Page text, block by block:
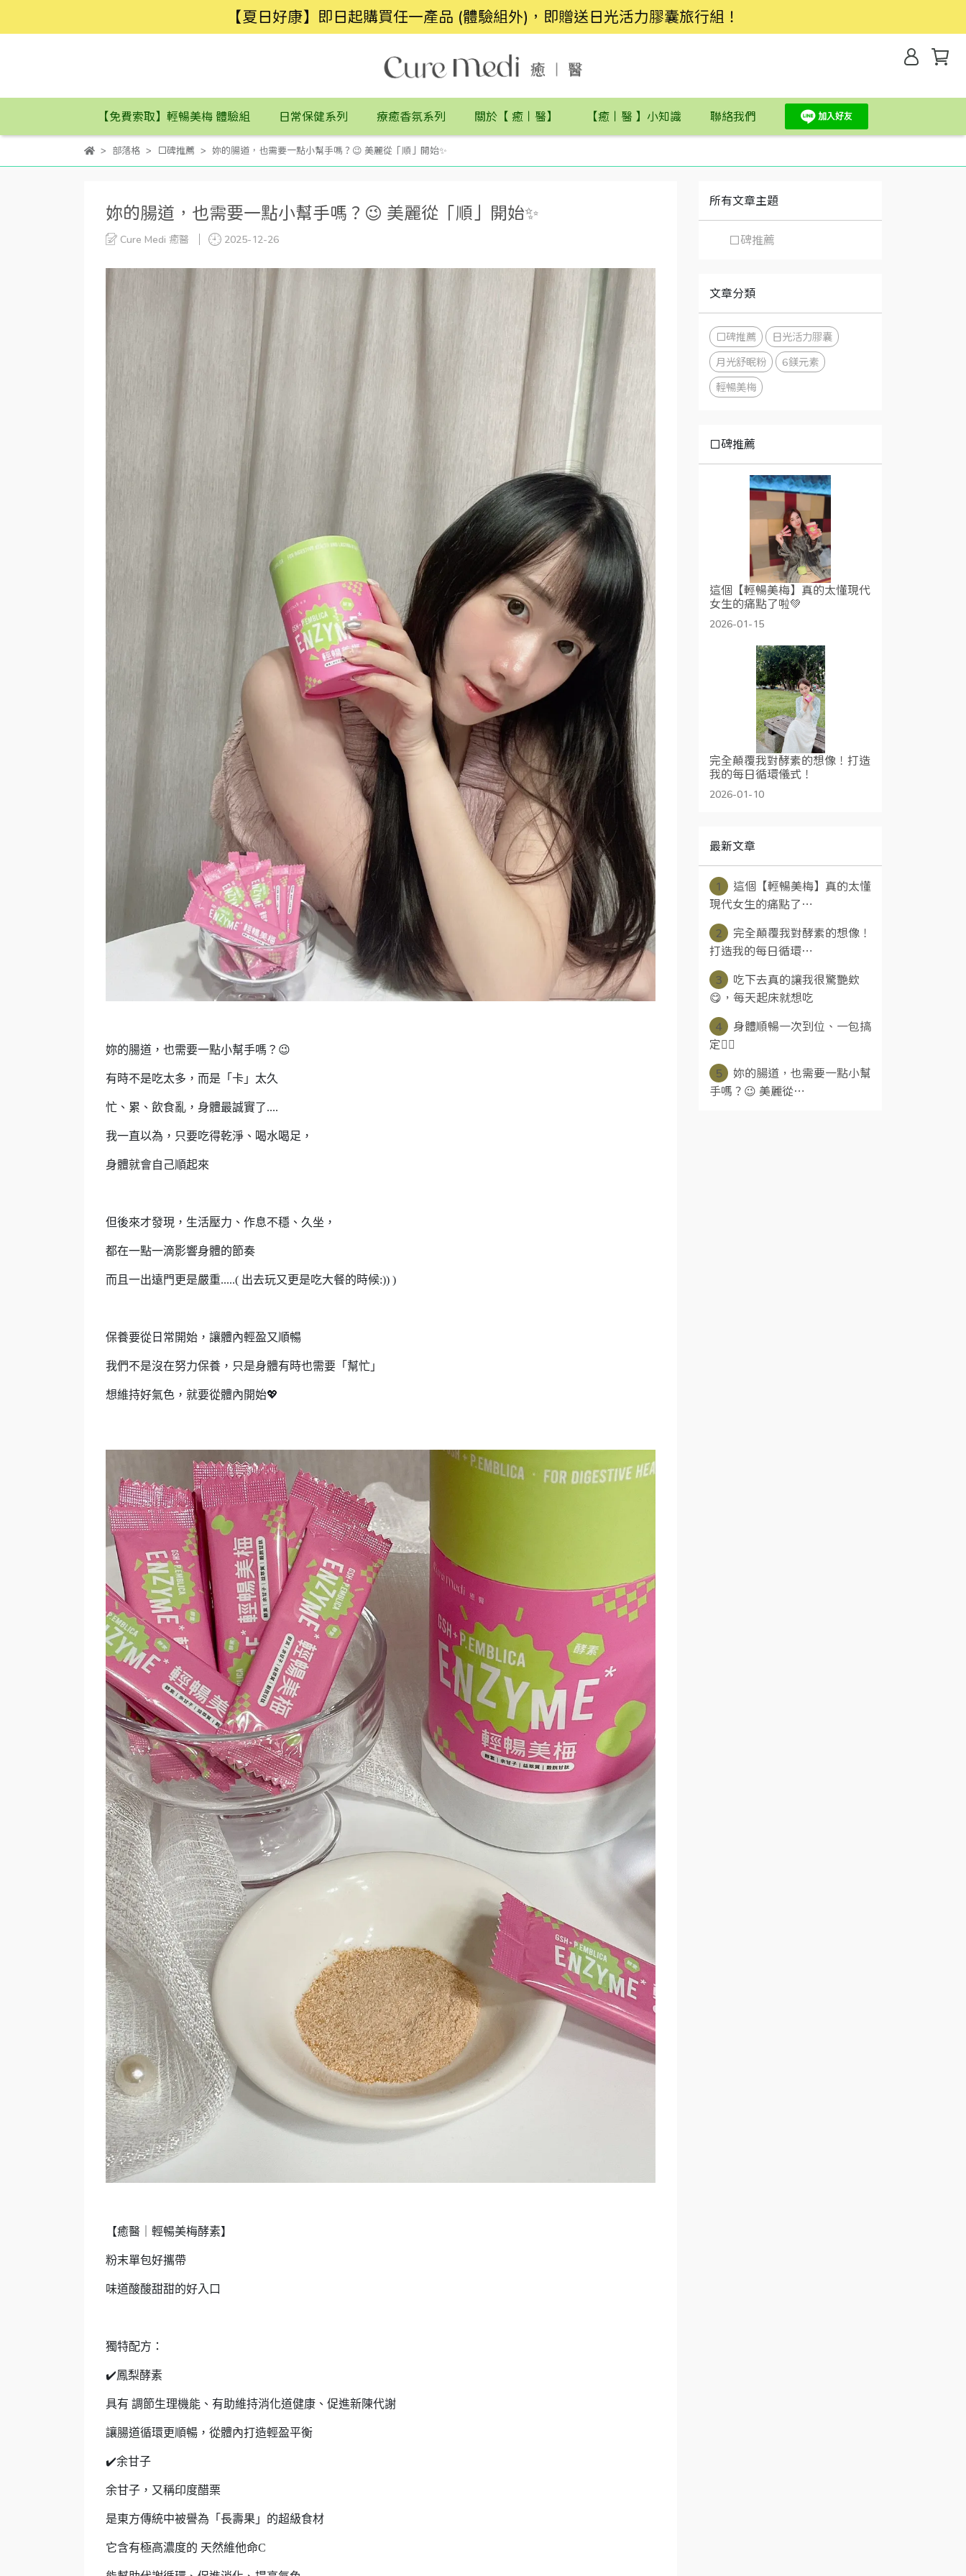
【夏日好康】即日起購買任一產品 (體驗組外)，即贈送日光活力膠囊旅行組！
【免費索取】輕暢美梅 體驗組 日常保健系列 療癒香氛系列 關於【 癒丨醫】 【癒丨醫 】小知識 聯絡我們
部落格 口碑推薦 妳的腸道，也需要一點小幫手嗎？😉 美麗從「順」開始✨
妳的腸道，也需要一點小幫手嗎？😉 美麗從「順」開始✨
Cure Medi 癒醫 2025-12-26
妳的腸道，也需要一點小幫手嗎？😉
有時不是吃太多，而是「卡」太久
忙、累、飲食亂，身體最誠實了....
我一直以為，只要吃得乾淨、喝水喝足，
身體就會自己順起來
但後來才發現，生活壓力、作息不穩、久坐，
都在一點一滴影響身體的節奏
而且一出遠門更是嚴重.....( 出去玩又更是吃大餐的時候:)) )
保養要從日常開始，讓體內輕盈又順暢
我們不是沒在努力保養，只是身體有時也需要「幫忙」
想維持好氣色，就要從體內開始💖
【癒醫｜輕暢美梅酵素】
粉末單包好攜帶
味道酸酸甜甜的好入口
獨特配方：
✔️鳳梨酵素
具有 調節生理機能、有助維持消化道健康、促進新陳代謝
讓腸道循環更順暢，從體內打造輕盈平衡
✔️余甘子
余甘子，又稱印度醋栗
是東方傳統中被譽為「長壽果」的超級食材
它含有極高濃度的 天然維他命C
所有文章主題
口碑推薦
文章分類
口碑推薦 日光活力膠囊
月光舒眠粉 6鎂元素
輕暢美梅
口碑推薦
這個【輕暢美梅】真的太懂現代
女生的痛點了啦💚
2026-01-15
完全顛覆我對酵素的想像！打造
我的每日循環儀式！
2026-01-10
最新文章
1
這個【輕暢美梅】真的太懂
現代女生的痛點了⋯
2
完全顛覆我對酵素的想像！
打造我的每日循環⋯
3
吃下去真的讓我很驚艷欸
😋，每天起床就想吃
4
身體順暢一次到位、一包搞
定👍🏻
5
妳的腸道，也需要一點小幫
手嗎？😉 美麗從⋯